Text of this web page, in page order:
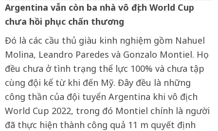
Argentina vẫn còn ba nhà vô địch World Cup
chưa hồi phục chấn thương
Đó là các cầu thủ giàu kinh nghiệm gồm Nahuel
Molina, Leandro Paredes và Gonzalo Montiel. Họ
đều chưa ở tình trạng thể lực 100% và chưa tập
cùng đội kể từ khi đến Mỹ. Đây đều là những
công thần của đội tuyển Argentina khi vô địch
World Cup 2022, trong đó Montiel chính là người
đã thực hiện thành công quả 11 m quyết định